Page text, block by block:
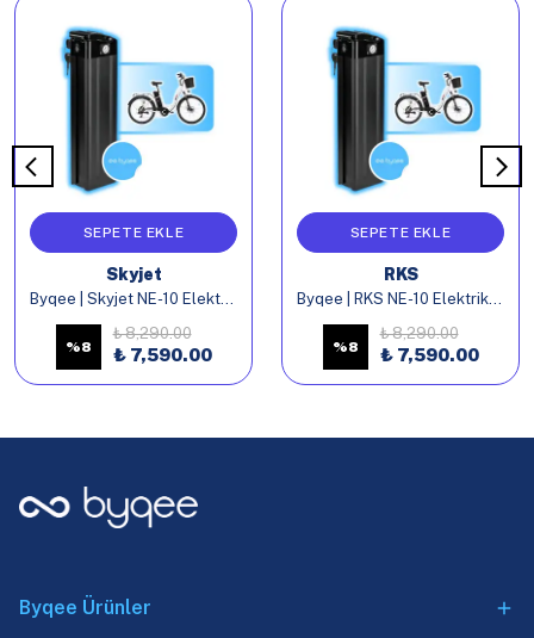
SEPETE EKLE
Skyjet
Byqee | Skyjet NE-10 Elektrikli Bisiklet Batarya
%8
₺ 8,290.00
₺ 7,590.00
SEPETE EKLE
RKS
Byqee | RKS NE-10 Elektrikli Bisiklet Batarya
%8
₺ 8,290.00
₺ 7,590.00
Byqee Ürünler